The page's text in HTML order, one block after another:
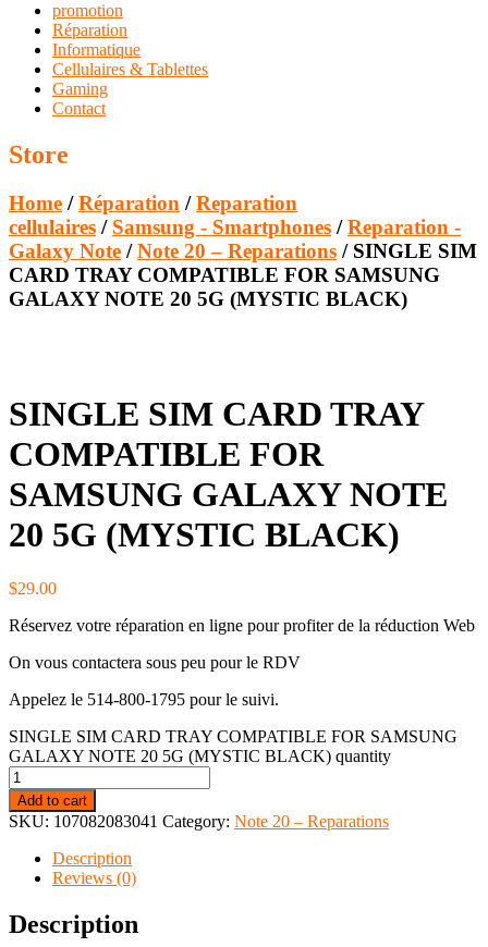
promotion
Réparation
Informatique
Cellulaires & Tablettes
Gaming
Contact
Store
Home /Réparation /Reparation
cellulaires / Samsung - Smartphones /Reparation -
Galaxy Note /Note 20 – Reparations / SINGLE SIM
CARD TRAY COMPATIBLE FOR SAMSUNG
GALAXY NOTE 20 5G (MYSTIC BLACK)
SINGLE SIM CARD TRAY
COMPATIBLE FOR
SAMSUNG GALAXY NOTE
20 5G (MYSTIC BLACK)
$29.00
Réservez votre réparation en ligne pour profiter de la réduction Web
On vous contactera sous peu pour le RDV
Appelez le 514-800-1795 pour le suivi.
SINGLE SIM CARD TRAY COMPATIBLE FOR SAMSUNG
GALAXY NOTE 20 5G (MYSTIC BLACK) quantity
Add to cart
SKU: 107082083041 Category: Note 20 – Reparations
Description
Reviews (0)
Description